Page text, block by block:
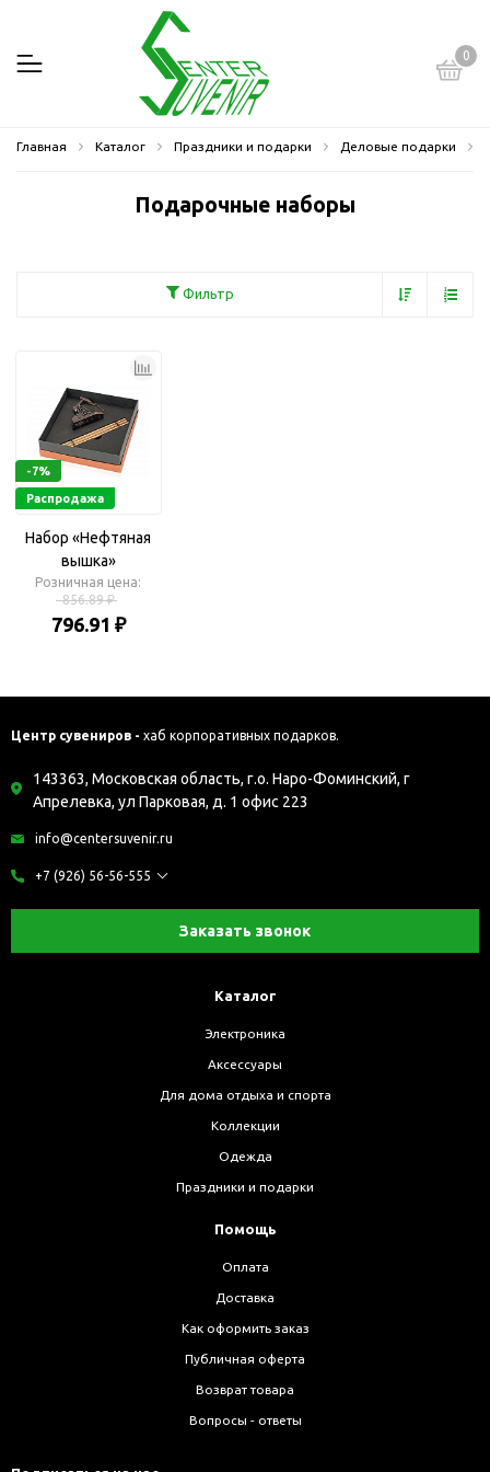
0
Главная Каталог Праздники и подарки Деловые подарки
Подарочные наборы
Фильтр
-7%
Распродажа
Набор «Нефтяная
вышка»
Розничная цена:
856.89 ₽
796.91 ₽
Центр сувениров - хаб корпоративных подарков.
143363, Московская область, г.о. Наро-Фоминский, г
Апрелевка, ул Парковая, д. 1 офис 223
info@centersuvenir.ru
+7 (926) 56-56-555
Заказать звонок
Каталог
Электроника
Аксессуары
Для дома отдыха и спорта
Коллекции
Одежда
Праздники и подарки
Помощь
Оплата
Доставка
Как оформить заказ
Публичная оферта
Возврат товара
Вопросы - ответы